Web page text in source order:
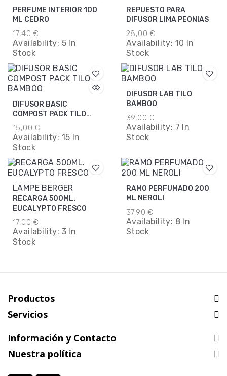
PERFUME INTERIOR 100
ML CEDRO
17,40 €
Availability: 5 In
Stock
REPUESTO PARA
DIFUSOR LIMA PEONIAS
28,00 €
Availability: 10 In
Stock
DIFUSOR BASIC
COMPOST PACK TILO
BAMBOO
15,00 €
Availability: 15 In
Stock
DIFUSOR LAB TILO
BAMBOO
39,00 €
Availability: 7 In
Stock
LAMPE BERGER
RECARGA 500ML.
EUCALYPTO FRESCO
17,00 €
Availability: 3 In
Stock
RAMO PERFUMADO 200
ML NEROLI
37,90 €
Availability: 8 In
Stock
Productos
Servicios
Información y Contacto
Nuestra política